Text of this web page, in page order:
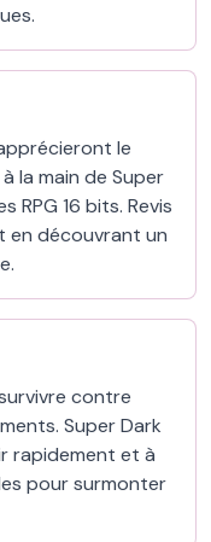
le
la main de Super
RPG 16 bits. Revis
en découvrant un
contre
Super Dark
rapidement et à
pour surmonter